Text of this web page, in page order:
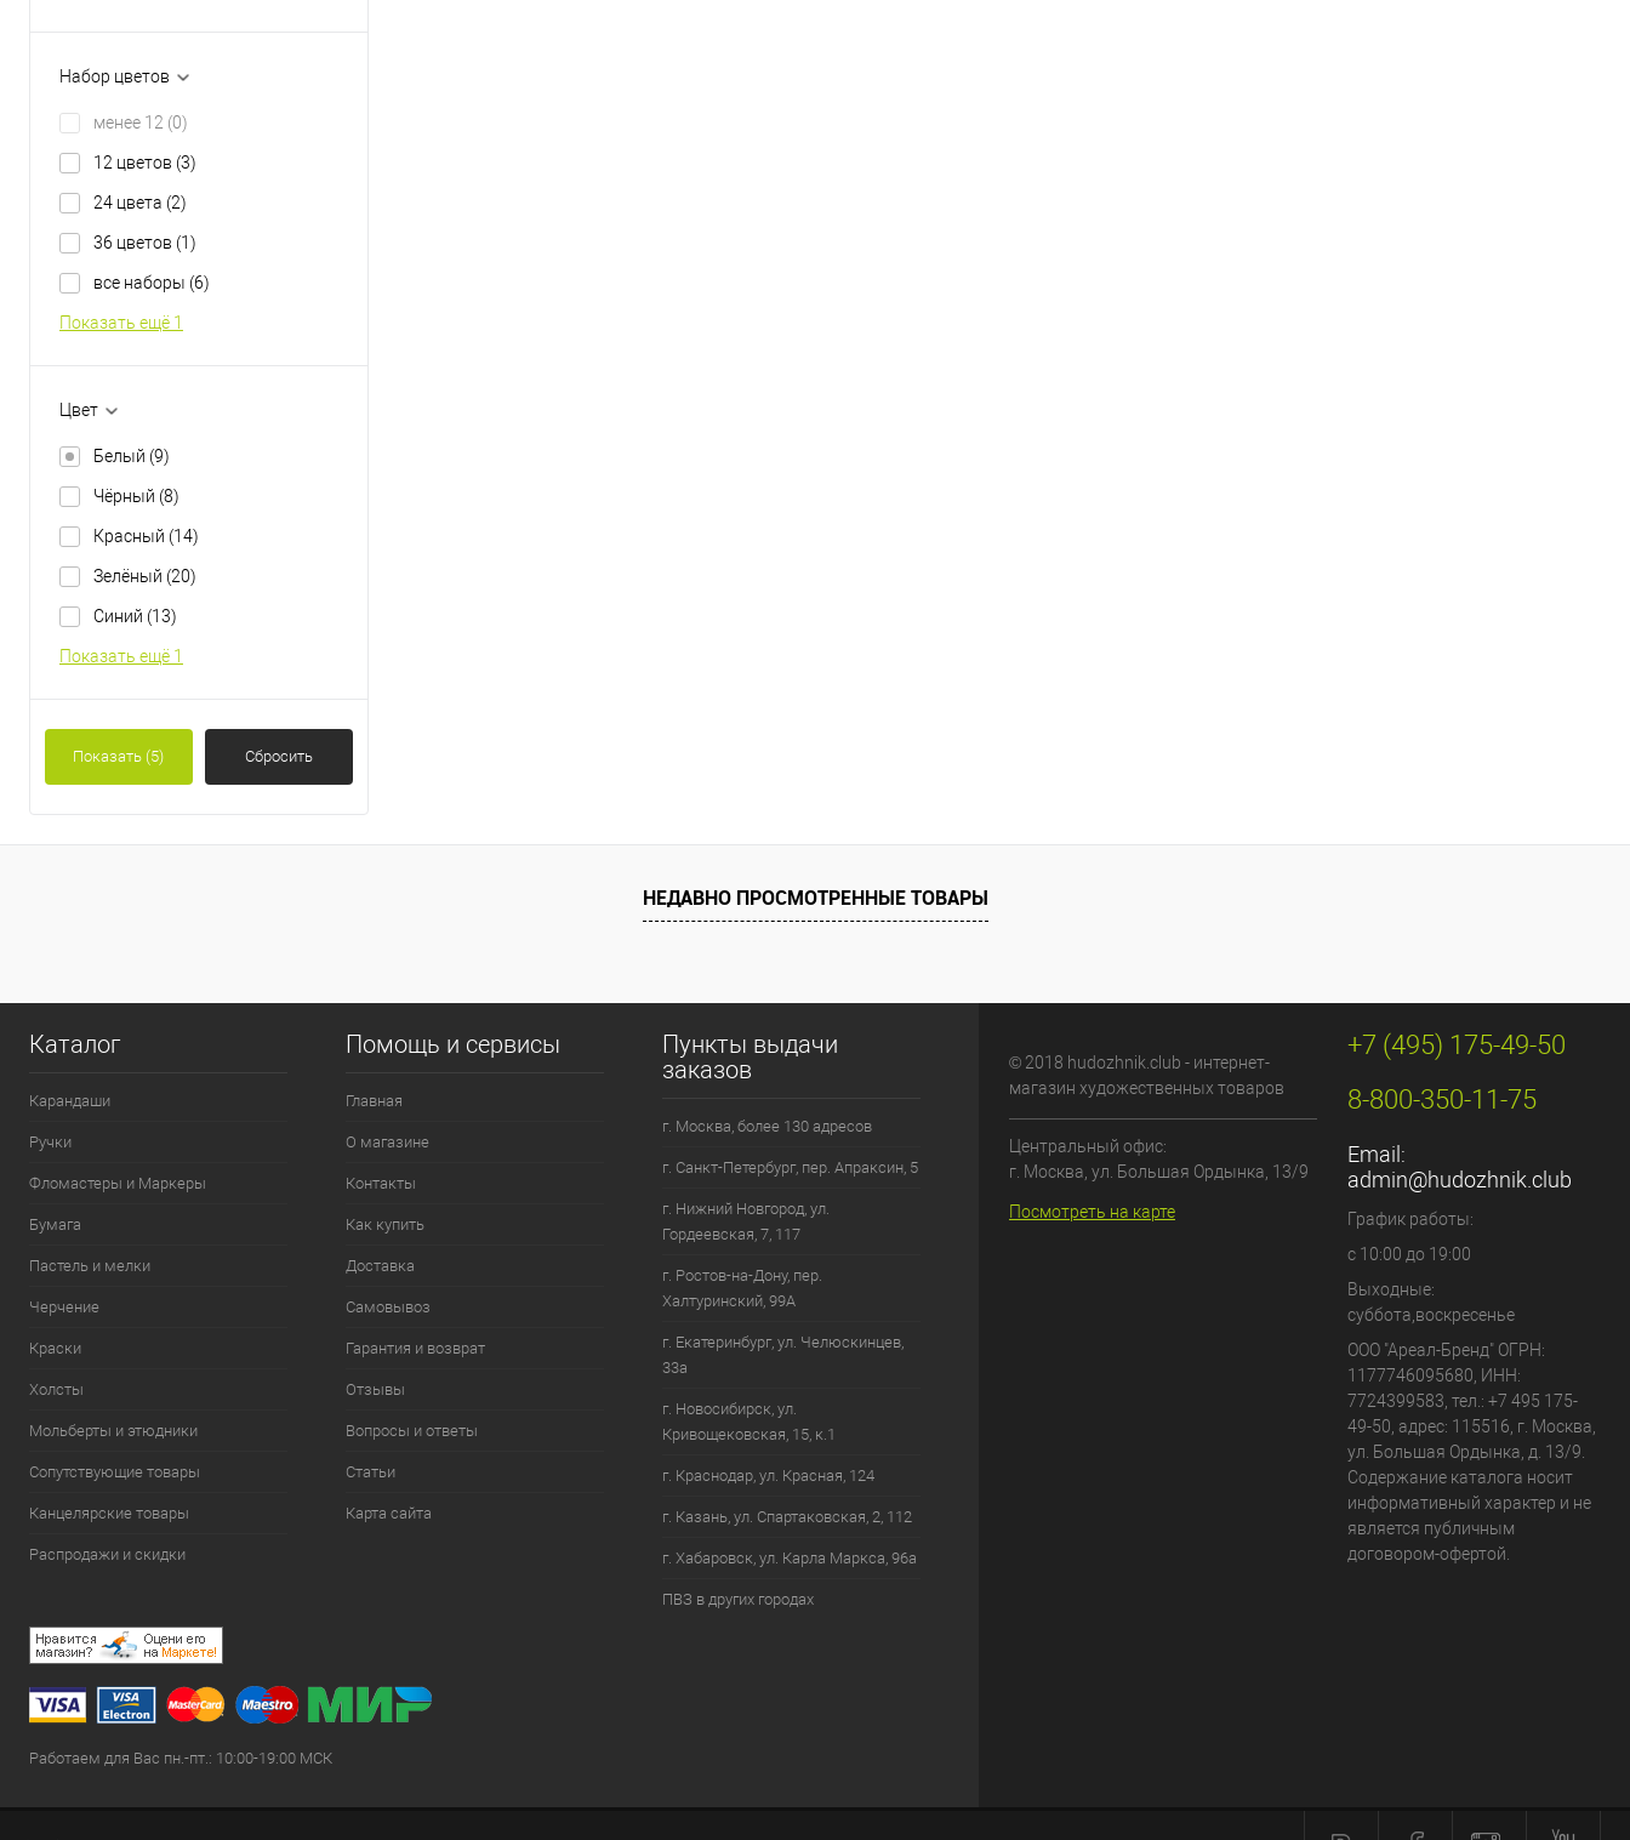
Набор цветов
менее 12 (0)
12 цветов (3)
24 цвета (2)
36 цветов (1)
все наборы (6)
Показать ещё 1
Цвет
Белый (9)
Чёрный (8)
Красный (14)
Зелёный (20)
Синий (13)
Показать ещё 1
Показать (5) Сбросить
НЕДАВНО ПРОСМОТРЕННЫЕ ТОВАРЫ
Каталог
Карандаши
Ручки
Фломастеры и Маркеры
Бумага
Пастель и мелки
Черчение
Краски
Холсты
Мольберты и этюдники
Сопутствующие товары
Канцелярские товары
Распродажи и скидки
Помощь и сервисы
Главная
О магазине
Контакты
Как купить
Доставка
Самовывоз
Гарантия и возврат
Отзывы
Вопросы и ответы
Статьи
Карта сайта
Пункты выдачи
заказов
г. Москва, более 130 адресов
г. Санкт-Петербург, пер. Апраксин, 5
г. Нижний Новгород, ул.
Гордеевская, 7, 117
г. Ростов-на-Дону, пер.
Халтуринский, 99А
г. Екатеринбург, ул. Челюскинцев,
33а
г. Новосибирск, ул.
Кривощековская, 15, к.1
г. Краснодар, ул. Красная, 124
г. Казань, ул. Спартаковская, 2, 112
г. Хабаровск, ул. Карла Маркса, 96а
ПВЗ в других городах
Работаем для Вас пн.-пт.: 10:00-19:00 МСК
© 2018 hudozhnik.club - интернет-
магазин художественных товаров
Центральный офис:
г. Москва, ул. Большая Ордынка, 13/9
Посмотреть на карте
+7 (495) 175-49-50
8-800-350-11-75
Email:
admin@hudozhnik.club
График работы:
с 10:00 до 19:00
Выходные:
суббота,воскресенье
ООО "Ареал-Бренд" ОГРН:
1177746095680, ИНН:
7724399583, тел.: +7 495 175-
49-50, адрес: 115516, г. Москва,
ул. Большая Ордынка, д. 13/9.
Содержание каталога носит
информативный характер и не
является публичным
договором-офертой.